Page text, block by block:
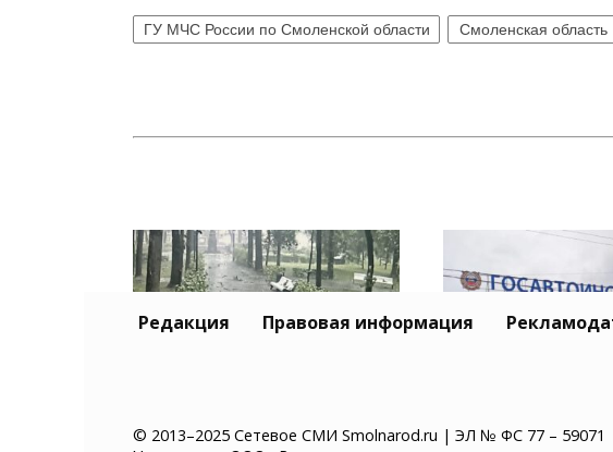
ГУ МЧС России по Смоленской области Смоленская область
В Смоленске во время
Задержанным в
Редакция Правовая информация
© 2013–2025 Сетевое СМИ Smolnarod.ru | ЭЛ № ФС 77 – 59071